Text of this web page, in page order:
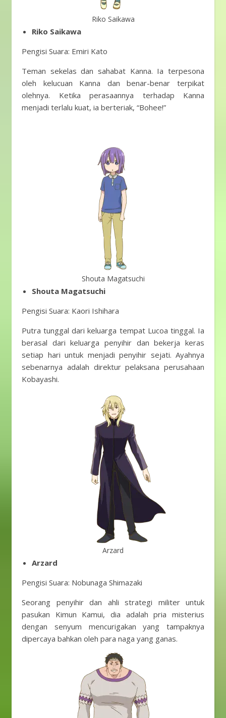
Riko Saikawa
Riko Saikawa
Pengisi Suara: Emiri Kato
Teman sekelas dan sahabat Kanna. Ia terpesona
oleh kelucuan Kanna dan benar-benar terpikat
olehnya. Ketika perasaannya terhadap Kanna
menjadi terlalu kuat, ia berteriak, “Bohee!”
Shouta Magatsuchi
Shouta Magatsuchi
Pengisi Suara: Kaori Ishihara
Putra tunggal dari keluarga tempat Lucoa tinggal. Ia
berasal dari keluarga penyihir dan bekerja keras
setiap hari untuk menjadi penyihir sejati. Ayahnya
sebenarnya adalah direktur pelaksana perusahaan
Kobayashi.
Arzard
Arzard
Pengisi Suara: Nobunaga Shimazaki
Seorang penyihir dan ahli strategi militer untuk
pasukan Kimun Kamui, dia adalah pria misterius
dengan senyum mencurigakan yang tampaknya
dipercaya bahkan oleh para naga yang ganas.